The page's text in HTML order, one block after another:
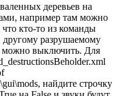
деревьев на
например там можно
кто-то из команды
другому разрушаемому
можно выключить. Для
, найдите строчку